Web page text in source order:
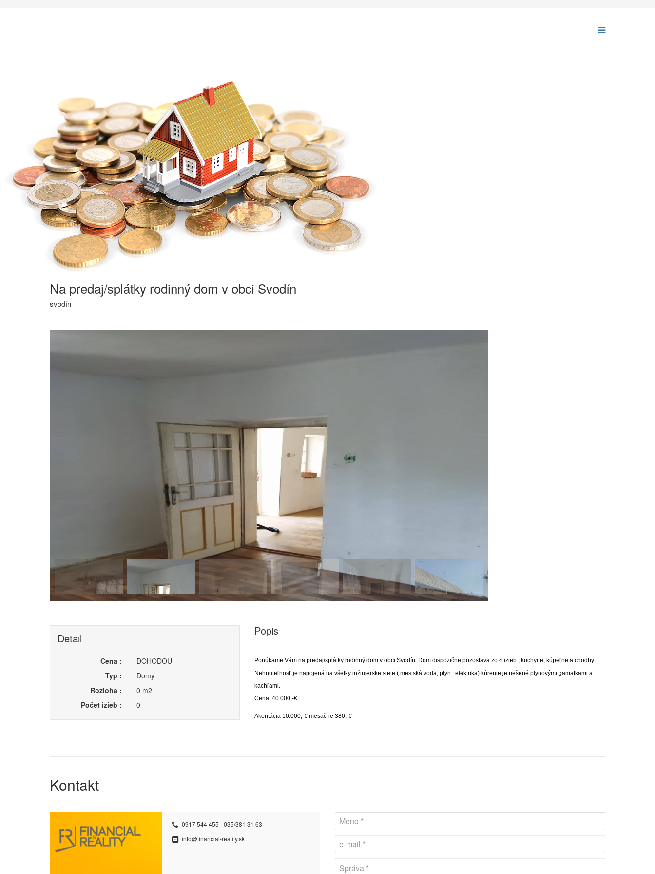
Na predaj/splátky rodinný dom v obci Svodín
svodín
Detail
Cena :
DOHODOU
Typ :
Domy
Rozloha :
0 m2
Počet izieb :
0
Popis
Ponúkame Vám na predaj/splátky rodinný dom v obci Svodín. Dom dispozične pozostáva zo 4 izieb , kuchyne, kúpeľne a chodby.
Nehnuteľnosť je napojená na všetky inžinierske siete ( mestská voda, plyn , elektrika) kúrenie je riešené plynovými gamatkami a
kachľami.
Cena: 40.000,-€
Akontácia 10.000,-€ mesačne 380,-€
Kontakt
0917 544 455 - 035/381 31 63
info@financial-reality.sk